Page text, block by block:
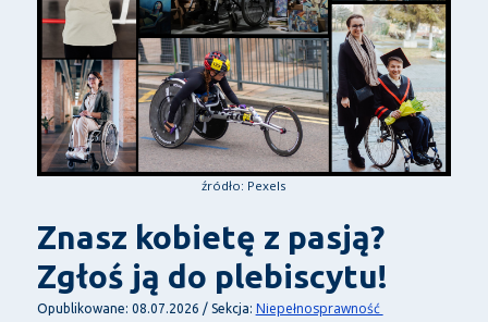
źródło: Pexels
Znasz kobietę z pasją?
Zgłoś ją do plebiscytu!
Opublikowane: 08.07.2026 / Sekcja: Niepełnosprawność